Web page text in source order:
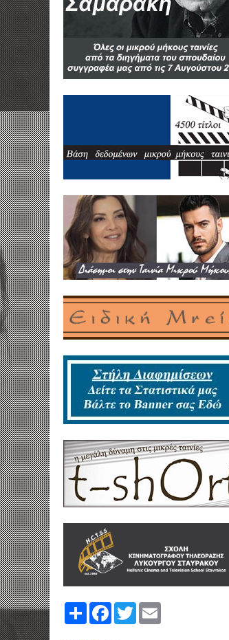
Share FacebookTwitter